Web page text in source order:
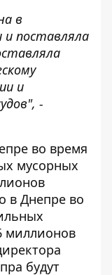
в
и поставляла
и
-
во время
мусорных
в Днепре во
миллионов
будут